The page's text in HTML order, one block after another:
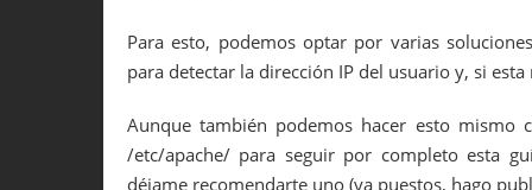
Para esto, podemos optar por varias
para detectar la dirección IP del usuario y, si
Aunque también podemos hacer esto mismo
/etc/apache/ para seguir por completo esta
déjame recomendarte uno (ya puestos, hago